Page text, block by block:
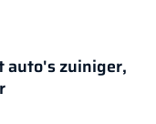
auto's zuiniger,